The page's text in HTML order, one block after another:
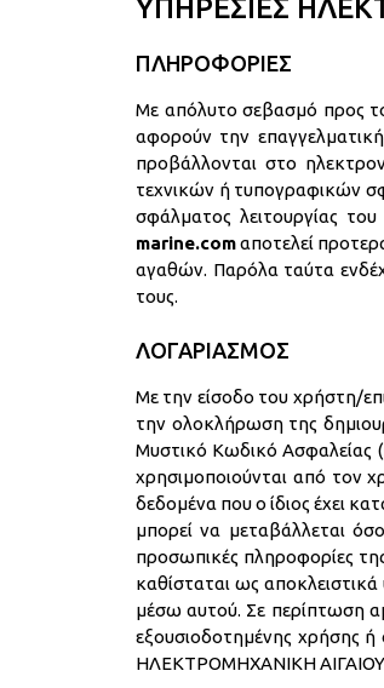
ΥΠΗΡΕΣΙΕΣ
ΠΛΗΡΟΦΟΡΙΕΣ
Με απόλυτο σεβασμό προς
αφορούν την
προβάλλονται στο
τεχνικών ή τυπογραφικών
σφάλματος λειτουργίας
marine.comαποτελεί
αγαθών. Παρόλα ταύτα
τους.
ΛΟΓΑΡΙΑΣΜΟΣ
Με την είσοδο του χρήστη/
την ολοκλήρωση της
Μυστικό Κωδικό Ασφαλείας
χρησιμοποιούνται από τον
δεδομένα που ο ίδιος έχει
μπορεί να μεταβάλλεται
προσωπικές πληροφορίες
καθίσταται ως
μέσω αυτού. Σε περίπτωση
εξουσιοδοτημένης χρήσης
ΗΛΕΚΤΡΟΜΗΧΑΝΙΚΗ ΑΙΓΑΙΟΥ